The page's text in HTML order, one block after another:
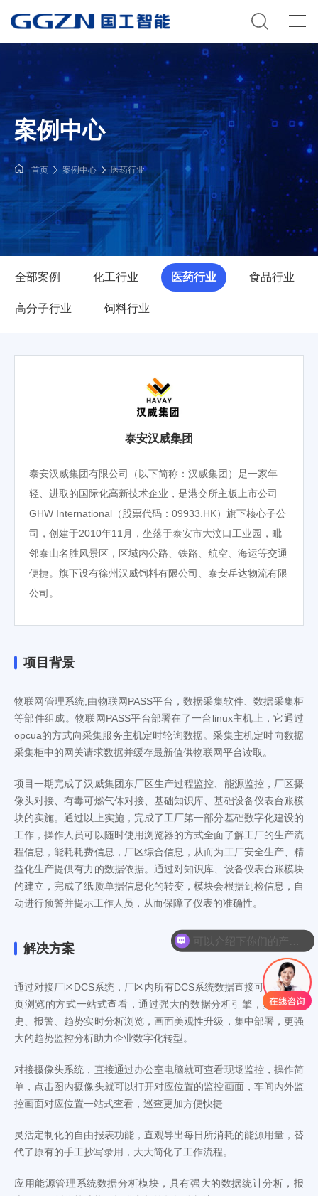
案例中心
首页 案例中心 医药行业
全部案例 化工行业 医药行业 食品行业
高分子行业 饲料行业
泰安汉威集团
泰安汉威集团有限公司（以下简称：汉威集团）是一家年
轻、进取的国际化高新技术企业，是港交所主板上市公司
GHW International（股票代码：09933.HK）旗下核心子公
司，创建于2010年11月，坐落于泰安市大汶口工业园，毗
邻泰山名胜风景区，区域内公路、铁路、航空、海运等交通
便捷。旗下设有徐州汉威饲料有限公司、泰安岳达物流有限
公司。
项目背景
物联网管理系统,由物联网PASS平台，数据采集软件、数据采集柜
等部件组成。物联网PASS平台部署在了一台linux主机上，它通过
opcua的方式向采集服务主机定时轮询数据。采集主机定时向数据
采集柜中的网关请求数据并缓存最新值供物联网平台读取。
项目一期完成了汉威集团东厂区生产过程监控、能源监控，厂区摄
像头对接、有毒可燃气体对接、基础知识库、基础设备仪表台账模
块的实施。通过以上实施，完成了工厂第一部分基础数字化建设的
工作，操作人员可以随时使用浏览器的方式全面了解工厂的生产流
程信息，能耗耗费信息，厂区综合信息，从而为工厂安全生产、精
益化生产提供有力的数据依据。通过对知识库、设备仪表台账模块
的建立，完成了纸质单据信息化的转变，模块会根据到检信息，自
动进行预警并提示工作人员，从而保障了仪表的准确性。
解决方案
通过对接厂区DCS系统，厂区内所有DCS系统数据直接可以通过网
页浏览的方式一站式查看，通过强大的数据分析引擎，数据的历
史、报警、趋势实时分析浏览，画面美观性升级，集中部署，更强
大的趋势监控分析助力企业数字化转型。
对接摄像头系统，直接通过办公室电脑就可查看现场监控，操作简
单，点击图内摄像头就可以打开对应位置的监控画面，车间内外监
控画面对应位置一站式查看，巡查更加方便快捷
灵活定制化的自由报表功能，直观导出每日所消耗的能源用量，替
代了原有的手工抄写录用，大大简化了工作流程。
应用能源管理系统数据分析模块，具有强大的数据统计分析，报